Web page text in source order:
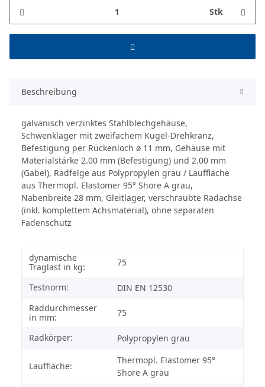
Stk
Beschreibung
galvanisch verzinktes Stahlblechgehäuse,
Schwenklager mit zweifachem Kugel-Drehkranz,
Befestigung per Rückenloch ø 11 mm, Gehäuse mit
Materialstärke 2.00 mm (Befestigung) und 2.00 mm
(Gabel), Radfelge aus Polypropylen grau / Lauffläche
aus Thermopl. Elastomer 95° Shore A grau,
Nabenbreite 28 mm, Gleitlager, verschraubte Radachse
(inkl. komplettem Achsmaterial), ohne separaten
Fadenschutz
dynamische
Traglast in kg:
75
Testnorm:
DIN EN 12530
Raddurchmesser
in mm:
75
Radkörper: Polypropylen grau
Lauffläche:
Thermopl. Elastomer 95°
Shore A grau